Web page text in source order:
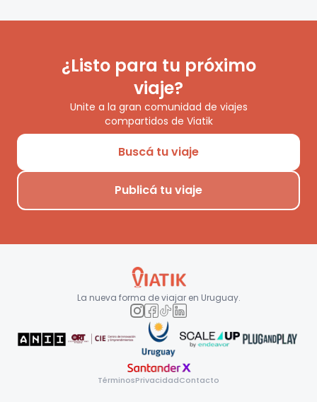
¿Listo para tu próximo
viaje?
Unite a la gran comunidad de viajes
compartidos de Viatik
Buscá tu viaje
Publicá tu viaje
La nueva forma de viajar en Uruguay.
TérminosPrivacidadContacto